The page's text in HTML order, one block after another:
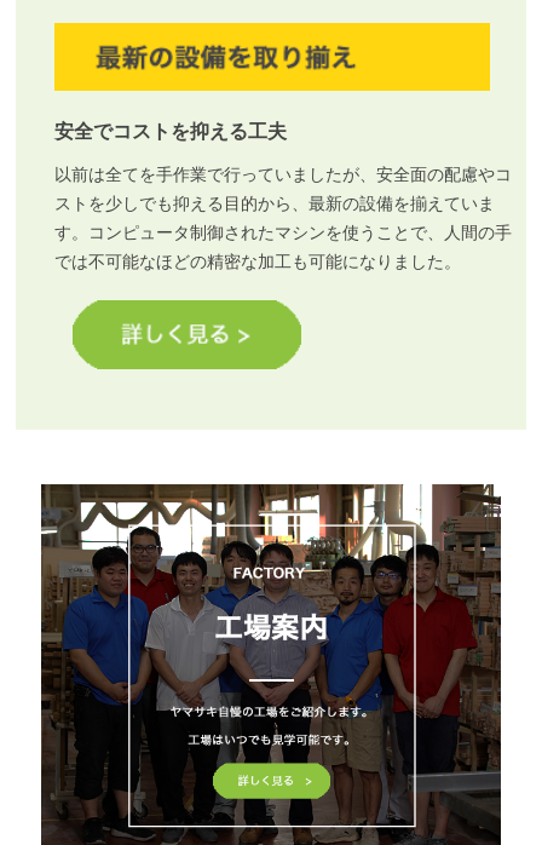
安全でコストを抑える工夫
以前は全てを手作業で行っていましたが、安全面の配慮やコ
ストを少しでも抑える目的から、最新の設備を揃えていま
す。コンピュータ制御されたマシンを使うことで、人間の手
では不可能なほどの精密な加工も可能になりました。